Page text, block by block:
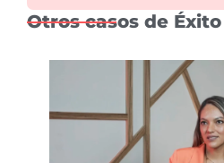
Otros casos de Éxito